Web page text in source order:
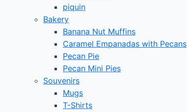
piquin
Bakery
Banana Nut Muffins
Caramel Empanadas with Pecans
Pecan Pie
Pecan Mini Pies
Souvenirs
Mugs
T-Shirts